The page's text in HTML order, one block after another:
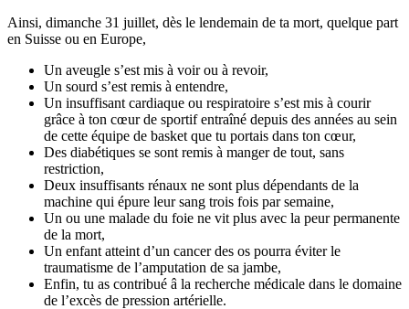
Ainsi, dimanche 31 juillet, dès le lendemain de ta mort, quelque part
en Suisse ou en Europe,
Un aveugle s’est mis à voir ou à revoir,
Un sourd s’est remis à entendre,
Un insuffisant cardiaque ou respiratoire s’est mis à courir
grâce à ton cœur de sportif entraîné depuis des années au sein
de cette équipe de basket que tu portais dans ton cœur,
Des diabétiques se sont remis à manger de tout, sans
restriction,
Deux insuffisants rénaux ne sont plus dépendants de la
machine qui épure leur sang trois fois par semaine,
Un ou une malade du foie ne vit plus avec la peur permanente
de la mort,
Un enfant atteint d’un cancer des os pourra éviter le
traumatisme de l’amputation de sa jambe,
Enfin, tu as contribué â la recherche médicale dans le domaine
de l’excès de pression artérielle.